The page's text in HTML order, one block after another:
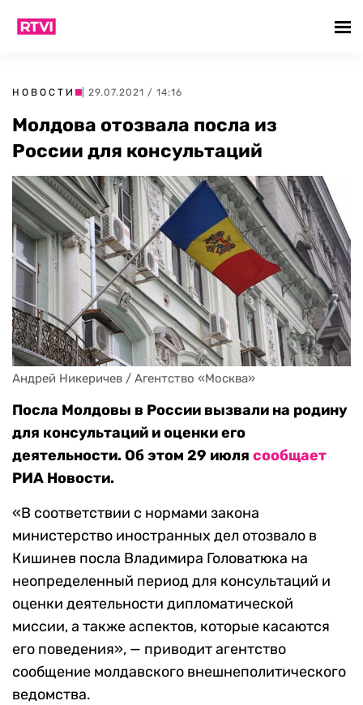
НОВОСТИ | 29.07.2021 / 14:16
Молдова отозвала посла из
России для консультаций
Андрей Никеричев / Агентство «Москва»
Посла Молдовы в России вызвали на родину
для консультаций и оценки его
деятельности. Об этом 29 июля сообщает
РИА Новости.
«В соответствии с нормами закона
министерство иностранных дел отозвало в
Кишинев посла Владимира Головатюка на
неопределенный период для консультаций и
оценки деятельности дипломатической
миссии, а также аспектов, которые касаются
его поведения», — приводит агентство
сообщение молдавского внешнеполитического
ведомства.